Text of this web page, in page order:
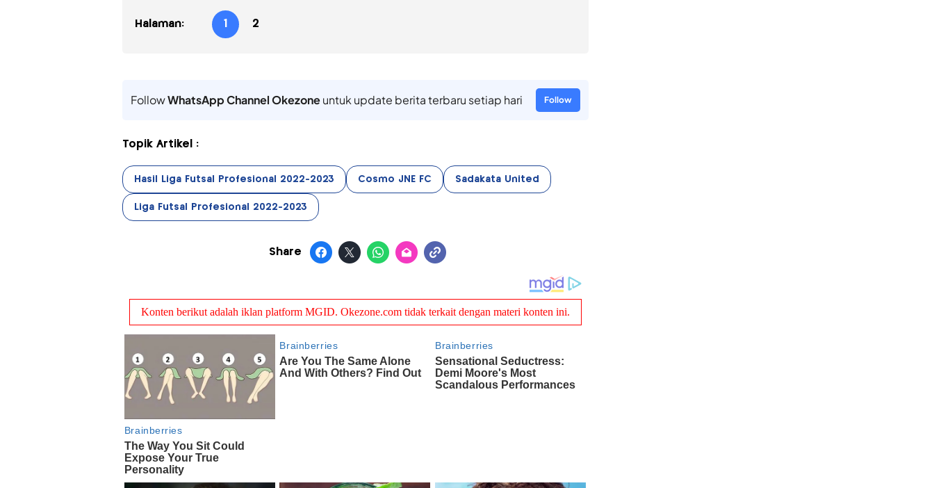
Halaman: 1 2
FollowWhatsApp Channel Okezoneuntuk update berita terbaru setiap hari Follow
Topik Artikel :
Hasil Liga Futsal Profesional 2022-2023 Cosmo JNE FC Sadakata United
Liga Futsal Profesional 2022-2023
Share